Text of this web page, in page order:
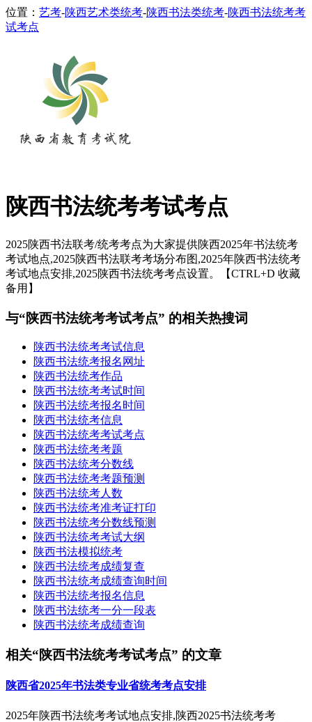
位置： 艺考-陕西艺术类统考-陕西书法类统考-陕西书法统考考
试考点
陕西书法统考考试考点
2025陕西书法联考/统考考点为大家提供陕西2025年书法统考
考试地点,2025陕西书法联考考场分布图,2025年陕西书法统考
考试地点安排,2025陕西书法统考考点设置。【CTRL+D 收藏
备用】
与“陕西书法统考考试考点” 的相关热搜词
陕西书法统考考试信息
陕西书法统考报名网址
陕西书法统考作品
陕西书法统考考试时间
陕西书法统考报名时间
陕西书法统考信息
陕西书法统考考试考点
陕西书法统考考题
陕西书法统考分数线
陕西书法统考考题预测
陕西书法统考人数
陕西书法统考准考证打印
陕西书法统考分数线预测
陕西书法统考考试大纲
陕西书法模拟统考
陕西书法统考成绩复查
陕西书法统考成绩查询时间
陕西书法统考报名信息
陕西书法统考一分一段表
陕西书法统考成绩查询
相关“陕西书法统考考试考点” 的文章
陕西省2025年书法类专业省统考考点安排
2025年陕西书法统考考试地点安排,陕西2025书法统考考